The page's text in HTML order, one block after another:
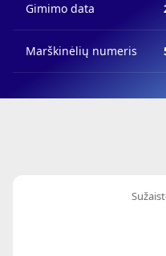
Turnyrinė lentelė
Komandos
Gimimo data
Marškinėlių numeris